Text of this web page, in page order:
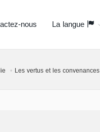
nous La langue
Les vertus et les convenances